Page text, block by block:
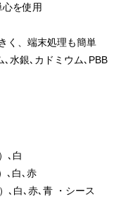
を使用
く、端末処理も簡単
､水銀､カドミウム､PBB
､白
､白､赤
､白､赤､青 ・シース